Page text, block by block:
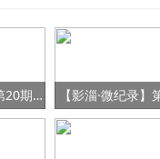
【影淄·微纪录】第20期：战“疫”老将刘景春